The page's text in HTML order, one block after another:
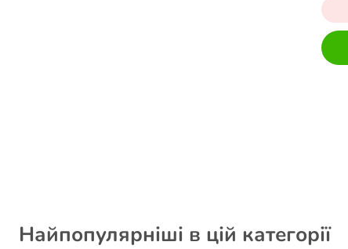
Найпопулярніші в цій категорії